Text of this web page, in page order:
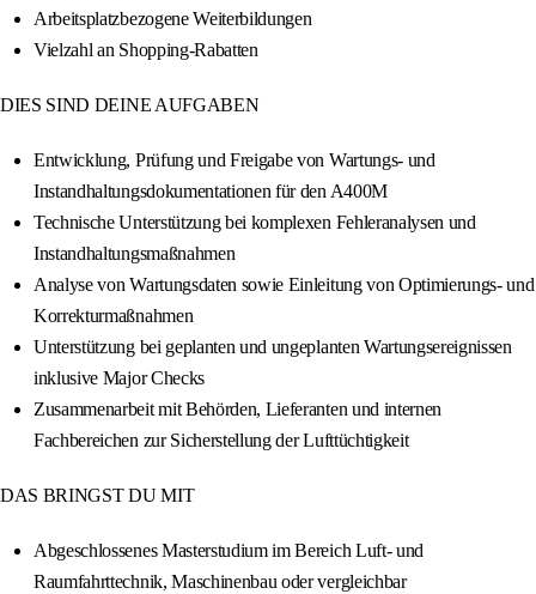
Arbeitsplatzbezogene Weiterbildungen
Vielzahl an Shopping-Rabatten
DIES SIND DEINE AUFGABEN
Entwicklung, Prüfung und Freigabe von Wartungs- und
Instandhaltungsdokumentationen für den A400M
Technische Unterstützung bei komplexen Fehleranalysen und
Instandhaltungsmaßnahmen
Analyse von Wartungsdaten sowie Einleitung von Optimierungs- und
Korrekturmaßnahmen
Unterstützung bei geplanten und ungeplanten Wartungsereignissen
inklusive Major Checks
Zusammenarbeit mit Behörden, Lieferanten und internen
Fachbereichen zur Sicherstellung der Lufttüchtigkeit
DAS BRINGST DU MIT
Abgeschlossenes Masterstudium im Bereich Luft- und
Raumfahrttechnik, Maschinenbau oder vergleichbar